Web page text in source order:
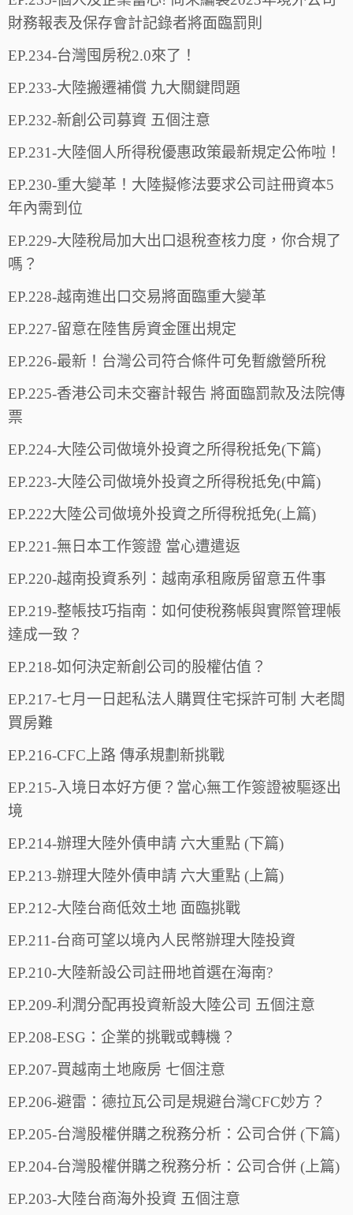
財務報表及保存會計記錄者將面臨罰則
EP.234-台灣囤房稅2.0來了！
EP.233-大陸搬遷補償 九大關鍵問題
EP.232-新創公司募資 五個注意
EP.231-大陸個人所得稅優惠政策最新規定公佈啦！
EP.230-重大變革！大陸擬修法要求公司註冊資本5
年內需到位
EP.229-大陸稅局加大出口退稅查核力度，你合規了
嗎？
EP.228-越南進出口交易將面臨重大變革
EP.227-留意在陸售房資金匯出規定
EP.226-最新！台灣公司符合條件可免暫繳營所稅
EP.225-香港公司未交審計報告 將面臨罰款及法院傳
票
EP.224-大陸公司做境外投資之所得稅抵免(下篇)
EP.223-大陸公司做境外投資之所得稅抵免(中篇)
EP.222大陸公司做境外投資之所得稅抵免(上篇)
EP.221-無日本工作簽證 當心遭遣返
EP.220-越南投資系列：越南承租廠房留意五件事
EP.219-整帳技巧指南：如何使稅務帳與實際管理帳
達成一致？
EP.218-如何決定新創公司的股權估值？
EP.217-七月一日起私法人購買住宅採許可制 大老闆
買房難
EP.216-CFC上路 傳承規劃新挑戰
EP.215-入境日本好方便？當心無工作簽證被驅逐出
境
EP.214-辦理大陸外債申請 六大重點 (下篇)
EP.213-辦理大陸外債申請 六大重點 (上篇)
EP.212-大陸台商低效土地 面臨挑戰
EP.211-台商可望以境內人民幣辦理大陸投資
EP.210-大陸新設公司註冊地首選在海南?
EP.209-利潤分配再投資新設大陸公司 五個注意
EP.208-ESG：企業的挑戰或轉機？
EP.207-買越南土地廠房 七個注意
EP.206-避雷：德拉瓦公司是規避台灣CFC妙方？
EP.205-台灣股權併購之稅務分析：公司合併 (下篇)
EP.204-台灣股權併購之稅務分析：公司合併 (上篇)
EP.203-大陸台商海外投資 五個注意